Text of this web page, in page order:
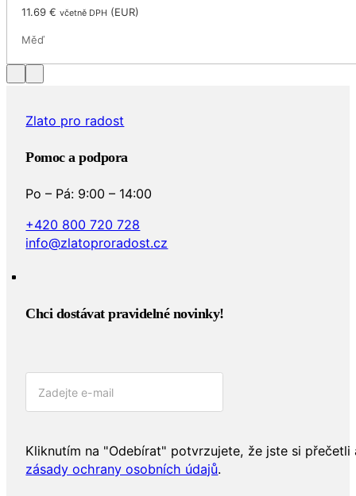
11.69€ včetně DPH (EUR)
Měď
Zlato pro radost
Pomoc a podpora
Po – Pá: 9:00 – 14:00
+420 800 720 728
info@zlatoproradost.cz
Chci dostávat pravidelné novinky!​
Kliknutím na "Odebírat" potvrzujete, že jste si přečetli
zásady ochrany osobních údajů.